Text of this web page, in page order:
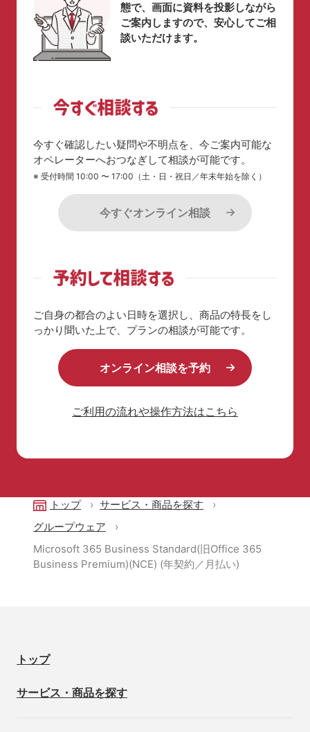
態で、画面に資料を投影しながら
ご案内しますので、安心してご相
談いただけます。
今すぐ確認したい疑問や不明点を、今ご案内可能な
オペレーターへおつなぎして相談が可能です。
※ 受付時間 10:00 〜 17:00（土・日・祝日／年末年始を除く）
今すぐオンライン相談
ご自身の都合のよい日時を選択し、商品の特長を し
っかり聞いた上で、プランの相談が可能です。
オンライン相談を予約
ご利用の流れや操作方法はこちら
トップ
サービス・商品を探す
グループウェア
Microsoft 365 Business Standard(旧Office 365
Business Premium)(NCE) (年契約／月払い)
トップ
サービス・商品を探す